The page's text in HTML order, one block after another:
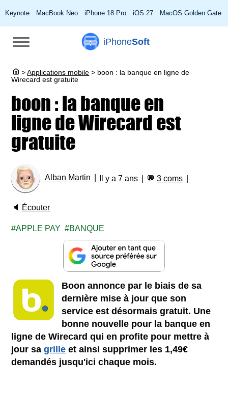
Keynote MacBook Neo iPhone 18 Pro iOS 27 MacOS Golden Gate
iPhoneSoft
> Applications mobile > boon : la banque en ligne de
Wirecard est gratuite
boon : la banque en
ligne de Wirecard est
gratuite
Alban Martin Il y a 7 ans 💬3 coms
🔈 Écouter
APPLE PAY BANQUE
Boon annonce par le biais de sa
dernière mise à jour que son
service est désormais gratuit. Une
bonne nouvelle pour la banque en
ligne de Wirecard qui en profite pour mettre à
jour sagrille et ainsi supprimer les 1,49€
demandés jusqu'ici chaque mois.